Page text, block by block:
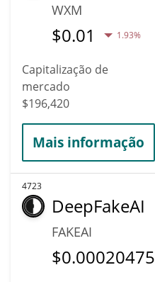
WXM
$0.01 1.93%
Capitalização de
mercado
$196,420
Mais informação
4723
DeepFakeAI
FAKEAI
$0.00020475